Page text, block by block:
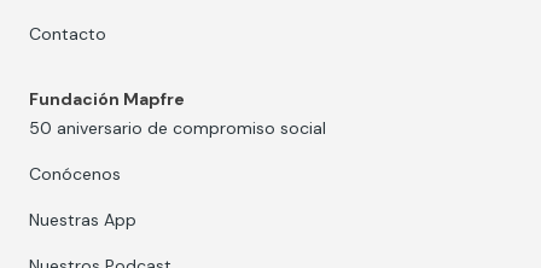
Contacto
Fundación Mapfre
50 aniversario de compromiso social
Conócenos
Nuestras App